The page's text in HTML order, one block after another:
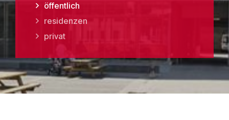
öffentlich
residenzen
privat